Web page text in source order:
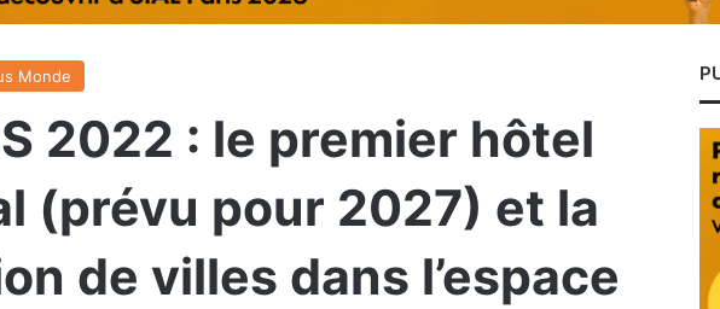
Monde
2022 : le premier hôtel
(prévu pour 2027) et la
de villes dans l’espace